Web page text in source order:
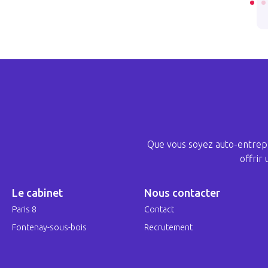
Que vous soyez auto-
offrir
Le cabinet
Paris 8
Fontenay-sous-bois
Nous contacter
Contact
Recrutement